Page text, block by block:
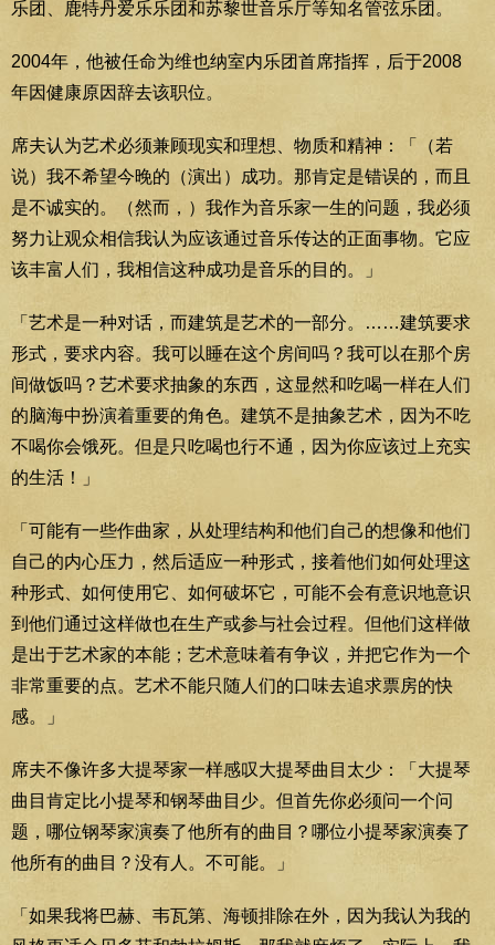
乐团、鹿特丹爱乐乐团和苏黎世音乐厅等知名管弦乐团。
2004年，他被任命为维也纳室内乐团首席指挥，后于2008
年因健康原因辞去该职位。
席夫认为艺术必须兼顾现实和理想、物质和精神：「（若
说）我不希望今晚的（演出）成功。那肯定是错误的，而且
是不诚实的。（然而，）我作为音乐家一生的问题，我必须
努力让观众相信我认为应该通过音乐传达的正面事物。它应
该丰富人们，我相信这种成功是音乐的目的。」
「艺术是一种对话，而建筑是艺术的一部分。……建筑要求
形式，要求内容。我可以睡在这个房间吗？我可以在那个房
间做饭吗？艺术要求抽象的东西，这显然和吃喝一样在人们
的脑海中扮演着重要的角色。建筑不是抽象艺术，因为不吃
不喝你会饿死。但是只吃喝也行不通，因为你应该过上充实
的生活！」
「可能有一些作曲家，从处理结构和他们自己的想像和他们
自己的内心压力，然后适应一种形式，接着他们如何处理这
种形式、如何使用它、如何破坏它，可能不会有意识地意识
到他们通过这样做也在生产或参与社会过程。但他们这样做
是出于艺术家的本能；艺术意味着有争议，并把它作为一个
非常重要的点。艺术不能只随人们的口味去追求票房的快
感。」
席夫不像许多大提琴家一样感叹大提琴曲目太少：「大提琴
曲目肯定比小提琴和钢琴曲目少。但首先你必须问一个问
题，哪位钢琴家演奏了他所有的曲目？哪位小提琴家演奏了
他所有的曲目？没有人。不可能。」
「如果我将巴赫、韦瓦第、海顿排除在外，因为我认为我的